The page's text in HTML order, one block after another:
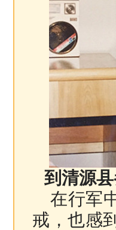
到清源
在行军
戒，也感